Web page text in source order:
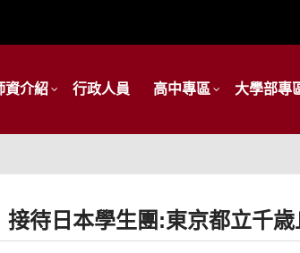
資介紹 行政人員 高中專區 大學部專
接待日本學生團:東京都立千